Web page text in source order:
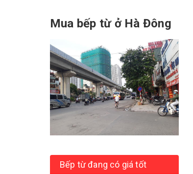
Mua bếp từ ở Hà Đông
Bếp từ đang có giá tốt